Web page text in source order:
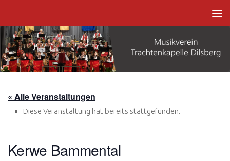
« Alle Veranstaltungen
Diese Veranstaltung hat bereits stattgefunden.
Kerwe Bammental